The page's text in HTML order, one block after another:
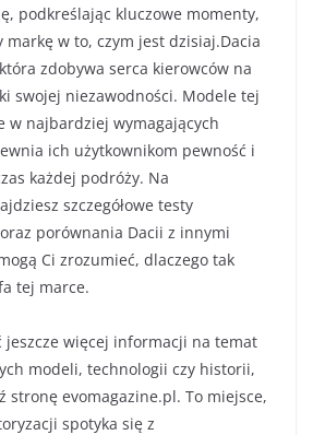
podkreślając kluczowe momenty,
markę w to, czym jest dzisiaj.Dacia
zdobywa serca kierowców na
swojej niezawodności. Modele tej
w najbardziej wymagających
ich użytkownikom pewność i
każdej podróży. Na
szczegółowe testy
porównania Dacii z innymi
Ci zrozumieć, dlaczego tak
tej marce.
jeszcze więcej informacji na temat
modeli, technologii czy historii,
stronę evomagazine.pl. To miejsce,
spotyka się z